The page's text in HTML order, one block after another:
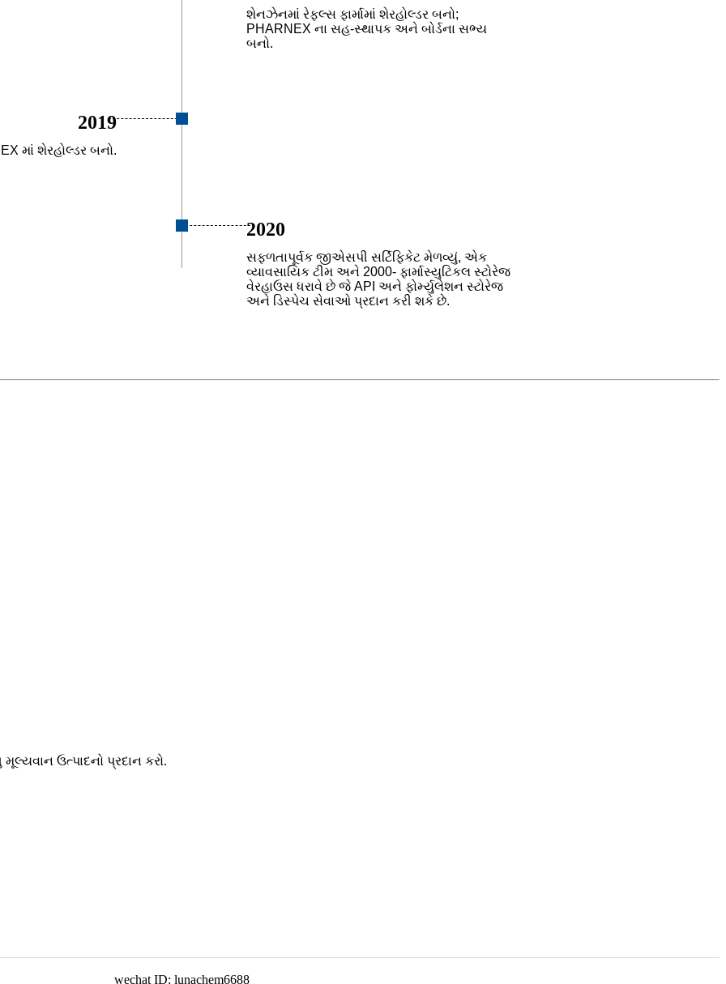
શેનઝેનમાં રેફલ્સ ફાર્મામાં શેરહોલ્ડર બનો;
PHARNEX ના સહ-સ્થાપક અને બોર્ડના સભ્ય
બનો.
2019
માં શેરહોલ્ડર બનો.
2020
સફળતાપૂર્વક જીએસપી સર્ટિફિકેટ મેળવ્યું, એક
વ્યાવસાયિક ટીમ અને 2000- ફાર્માસ્યુટિકલ સ્ટોરેજ
વેરહાઉસ ધરાવે છે જે API અને ફોર્મ્યુલેશન સ્ટોરેજ
અને ડિસ્પેચ સેવાઓ પ્રદાન કરી શકે છે.
ઉત્પાદનો પ્રદાન કરો.
wechat ID: lunachem6688